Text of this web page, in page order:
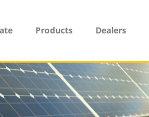
Products Dealers